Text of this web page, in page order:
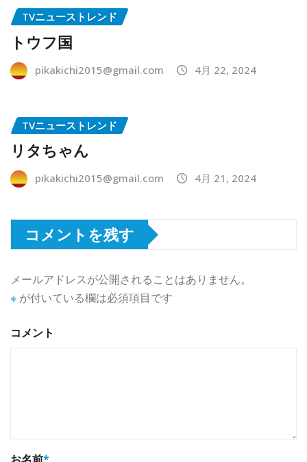
TVニューストレンド
トウフ国
pikakichi2015@gmail.com 4月 22, 2024
TVニューストレンド
リタちゃん
pikakichi2015@gmail.com 4月 21, 2024
コメントを残す
メールアドレスが公開されることはありません。
※ が付いている欄は必須項目です
コメント